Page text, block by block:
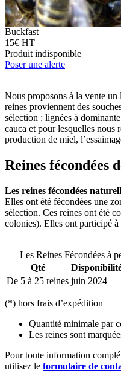
Buckfast
15€ HT
Produit indisponible
Poser une alerte
Nous proposons à la vente un
reines proviennent des
sélection : lignées à
cauca et pour lesquelles nous
production de miel,
Reines fécondées
Les reines fécondées
Elles ont été fécondées une
sélection. Ces reines ont été
colonies). Elles ont participé à
Les Reines Fécondées à
Qté
De 5 à 25 reines juin 2024
(*) hors frais d’expédition
Quantité minimale par
Les reines sont
Pour toute information
utilisez le formulaire de